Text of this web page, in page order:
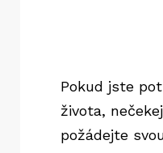
Pokud jste
života,
požádejte